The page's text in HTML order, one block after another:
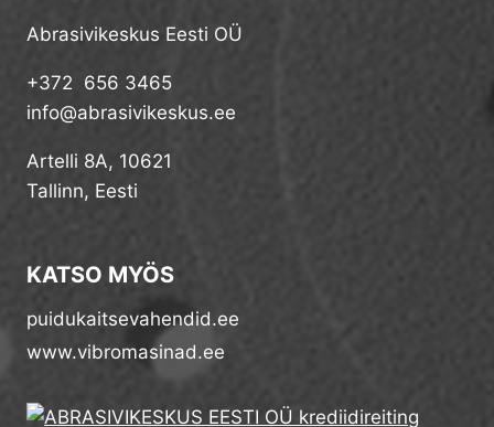
Abrasivikeskus Eesti OÜ
+372 656 3465
info@abrasivikeskus.ee
Artelli 8A, 10621
Tallinn, Eesti
KATSO MYÖS
puidukaitsevahendid.ee
www.vibromasinad.ee